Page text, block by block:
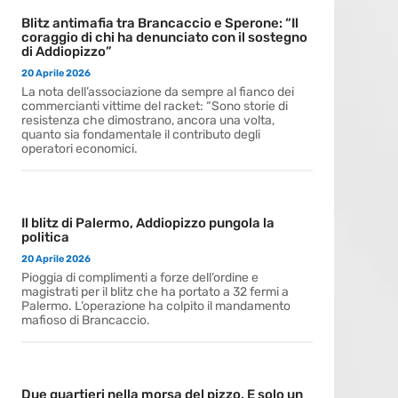
Blitz antimafia tra Brancaccio e Sperone: “Il
coraggio di chi ha denunciato con il sostegno
di Addiopizzo”
20 Aprile 2026
La nota dell’associazione da sempre al fianco dei
commercianti vittime del racket: “Sono storie di
resistenza che dimostrano, ancora una volta,
quanto sia fondamentale il contributo degli
operatori economici.
Il blitz di Palermo, Addiopizzo pungola la
politica
20 Aprile 2026
Pioggia di complimenti a forze dell’ordine e
magistrati per il blitz che ha portato a 32 fermi a
Palermo. L’operazione ha colpito il mandamento
mafioso di Brancaccio.
Due quartieri nella morsa del pizzo. E solo un